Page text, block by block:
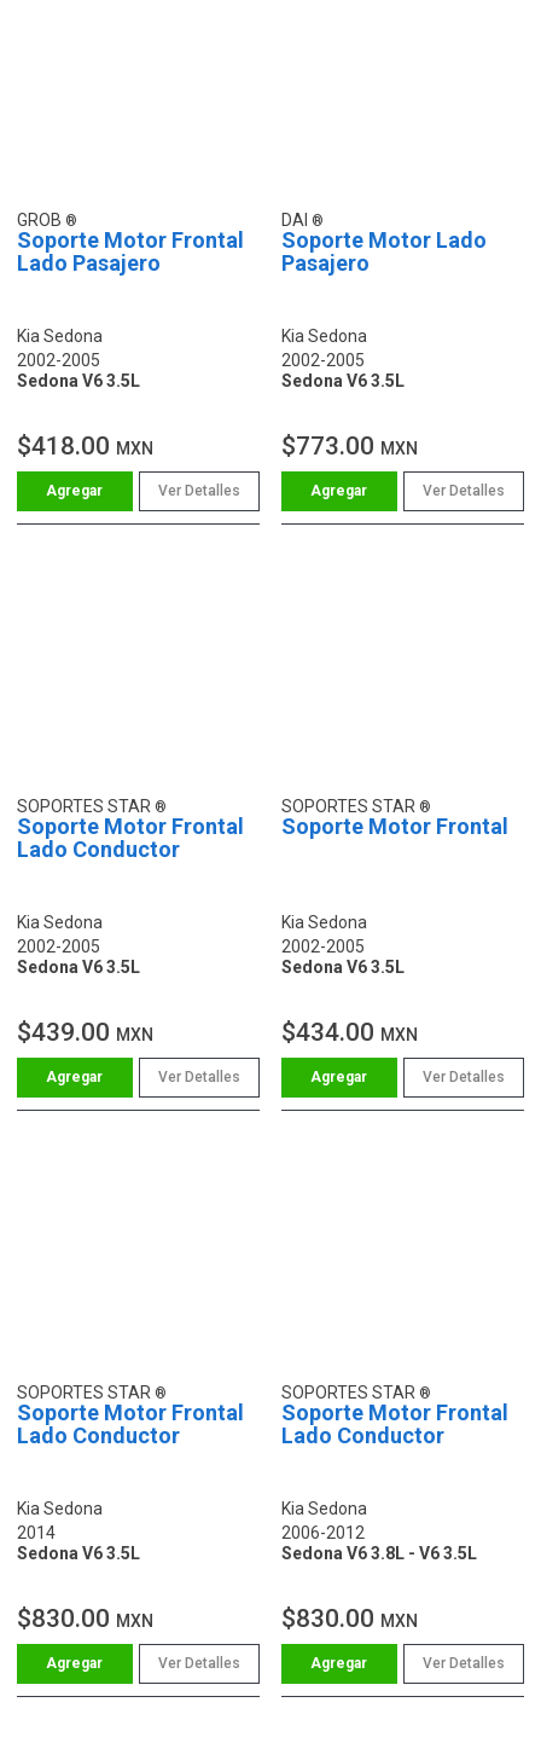
GROB
Soporte Motor Frontal
Lado Pasajero
Kia Sedona
2002-2005
Sedona V6 3.5L
$418.00 MXN
Ver Detalles
DAI
Soporte Motor Lado
Pasajero
Kia Sedona
2002-2005
Sedona V6 3.5L
$773.00 MXN
Ver Detalles
SOPORTES STAR
Soporte Motor Frontal
Lado Conductor
Kia Sedona
2002-2005
Sedona V6 3.5L
$439.00 MXN
Ver Detalles
SOPORTES STAR
Soporte Motor Frontal
Kia Sedona
2002-2005
Sedona V6 3.5L
$434.00 MXN
Ver Detalles
SOPORTES STAR
Soporte Motor Frontal
Lado Conductor
Kia Sedona
2014
Sedona V6 3.5L
$830.00 MXN
Ver Detalles
SOPORTES STAR
Soporte Motor Frontal
Lado Conductor
Kia Sedona
2006-2012
Sedona V6 3.8L - V6 3.5L
$830.00 MXN
Ver Detalles